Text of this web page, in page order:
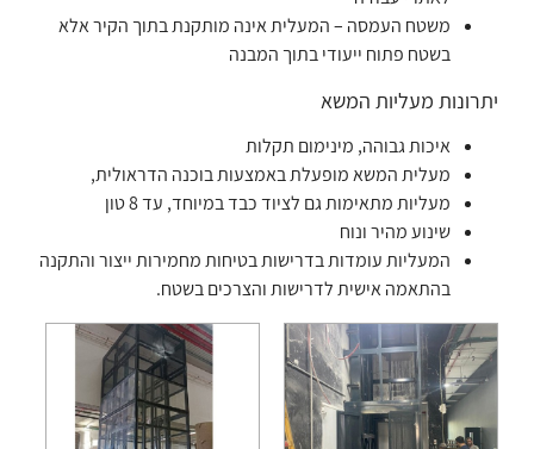
משטח העמסה – המעלית אינה מותקנת בתוך הקיר אלא
בשטח פתוח ייעודי בתוך המבנה
יתרונות מעליות המשא
איכות גבוהה, מינימום תקלות
מעלית המשא מופעלת באמצעות בוכנה הדראולית,
מעליות מתאימות גם לציוד כבד במיוחד, עד 8 טון
שינוע מהיר ונוח
המעליות עומדות בדרישות בטיחות מחמירות ייצור והתקנה
בהתאמה אישית לדרישות והצרכים בשטח.